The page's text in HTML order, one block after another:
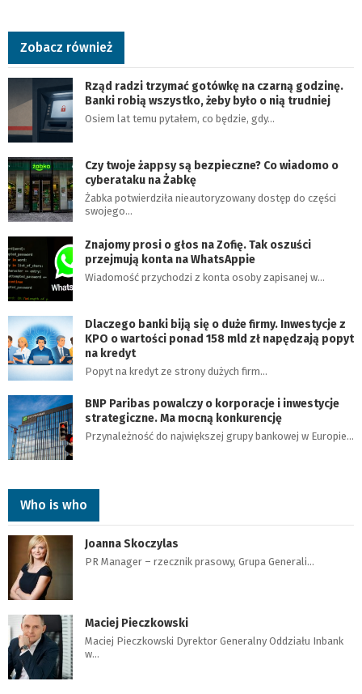
Zobacz również
Rząd radzi trzymać gotówkę na czarną godzinę.
Banki robią wszystko, żeby było o nią trudniej
Osiem lat temu pytałem, co będzie, gdy…
Czy twoje żappsy są bezpieczne? Co wiadomo o
cyberataku na Żabkę
Żabka potwierdziła nieautoryzowany dostęp do części
swojego…
Znajomy prosi o głos na Zofię. Tak oszuści
przejmują konta na WhatsAppie
Wiadomość przychodzi z konta osoby zapisanej w…
Dlaczego banki biją się o duże firmy. Inwestycje z
KPO o wartości ponad 158 mld zł napędzają popyt
na kredyt
Popyt na kredyt ze strony dużych firm…
BNP Paribas powalczy o korporacje i inwestycje
strategiczne. Ma mocną konkurencję
Przynależność do największej grupy bankowej w Europie…
Who is who
Joanna Skoczylas
PR Manager – rzecznik prasowy, Grupa Generali…
Maciej Pieczkowski
Maciej Pieczkowski Dyrektor Generalny Oddziału Inbank
w…